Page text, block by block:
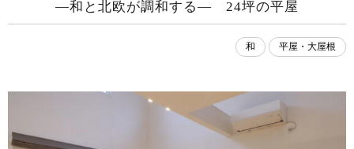
―和と北欧が調和する― 24坪の平屋
和 平屋・大屋根